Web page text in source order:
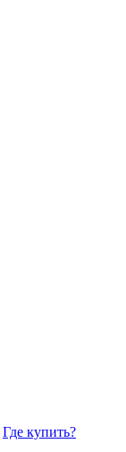
Где купить?